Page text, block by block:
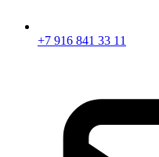
+7 916 841 33 11